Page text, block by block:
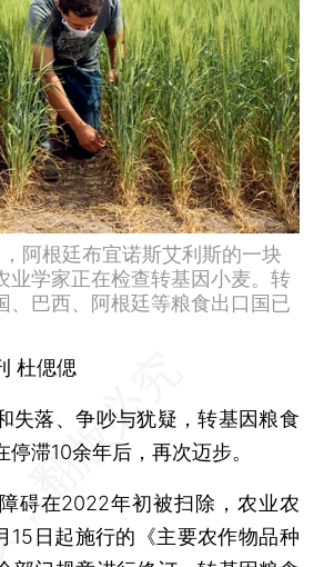
阿根廷布宜诺斯艾利斯的一块
业学家正在检查转基因小麦。转
、巴西、阿根廷等粮食出口国已
杜偲偲
落、争吵与犹疑，转基因粮食
滞10余年后，再次迈步。
在2022年初被扫除，农业农
15日起施行的《主要农作物品种